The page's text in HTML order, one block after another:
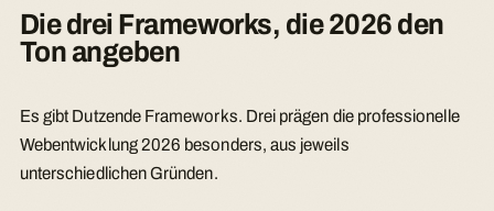
Die drei Frameworks, die 2026 den
Ton angeben
Es gibt Dutzende Frameworks. Drei prägen die professionelle
Webentwicklung 2026 besonders, aus jeweils
unterschiedlichen Gründen.